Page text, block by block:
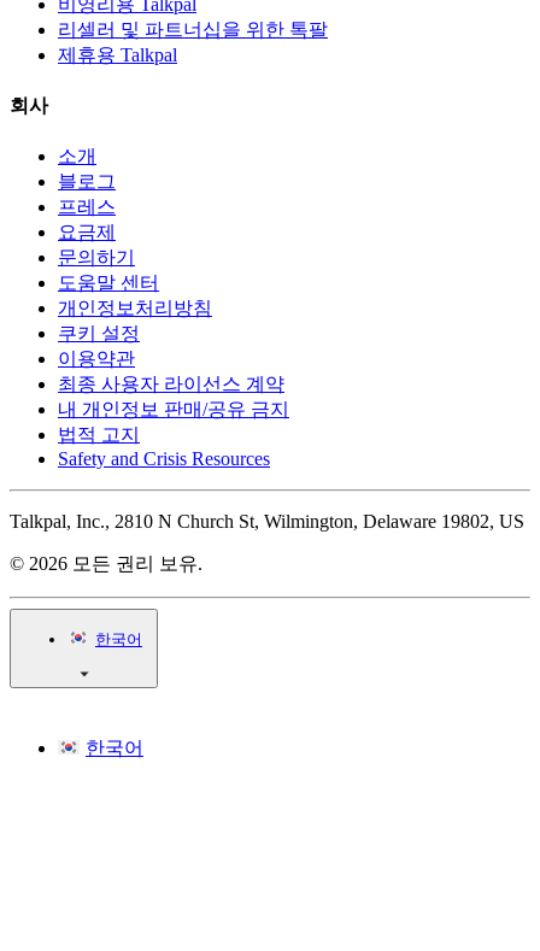
리셀러 및 파트너십을 위한 톡팔
제휴용 Talkpal
회사
소개
블로그
프레스
요금제
문의하기
도움말 센터
개인정보처리방침
쿠키 설정
이용약관
최종 사용자 라이선스 계약
내 개인정보 판매/공유 금지
법적 고지
Safety and Crisis Resources
Talkpal, Inc., 2810 N Church St, Wilmington, Delaware 19802, US
© 2026 모든 권리 보유.
한국어
한국어